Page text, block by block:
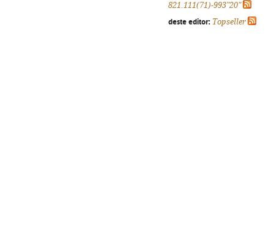
821.111(71)-993"20"
deste editor: Topseller